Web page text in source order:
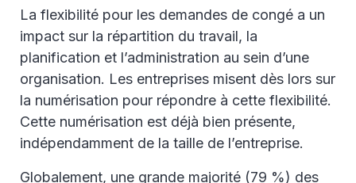
La flexibilité pour les demandes de congé a un
impact sur la répartition du travail, la
planification et l’administration au sein d’une
organisation. Les entreprises misent dès lors sur
la numérisation pour répondre à cette flexibilité.
Cette numérisation est déjà bien présente,
indépendamment de la taille de l’entreprise.
Globalement, une grande majorité (79 %) des